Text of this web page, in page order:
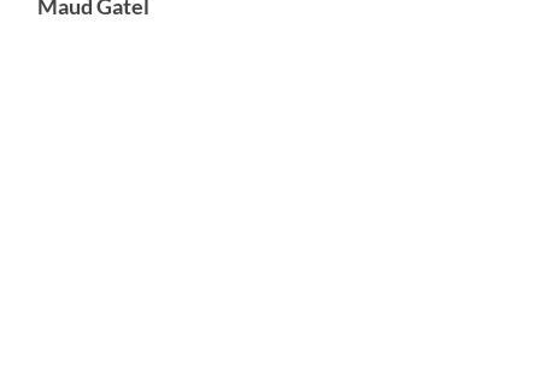
Maud Gatel